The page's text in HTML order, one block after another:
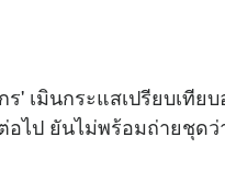
' เมินกระแสเปรียบเทีย
อไป ยันไม่พร้อมถ่ายชุดว่